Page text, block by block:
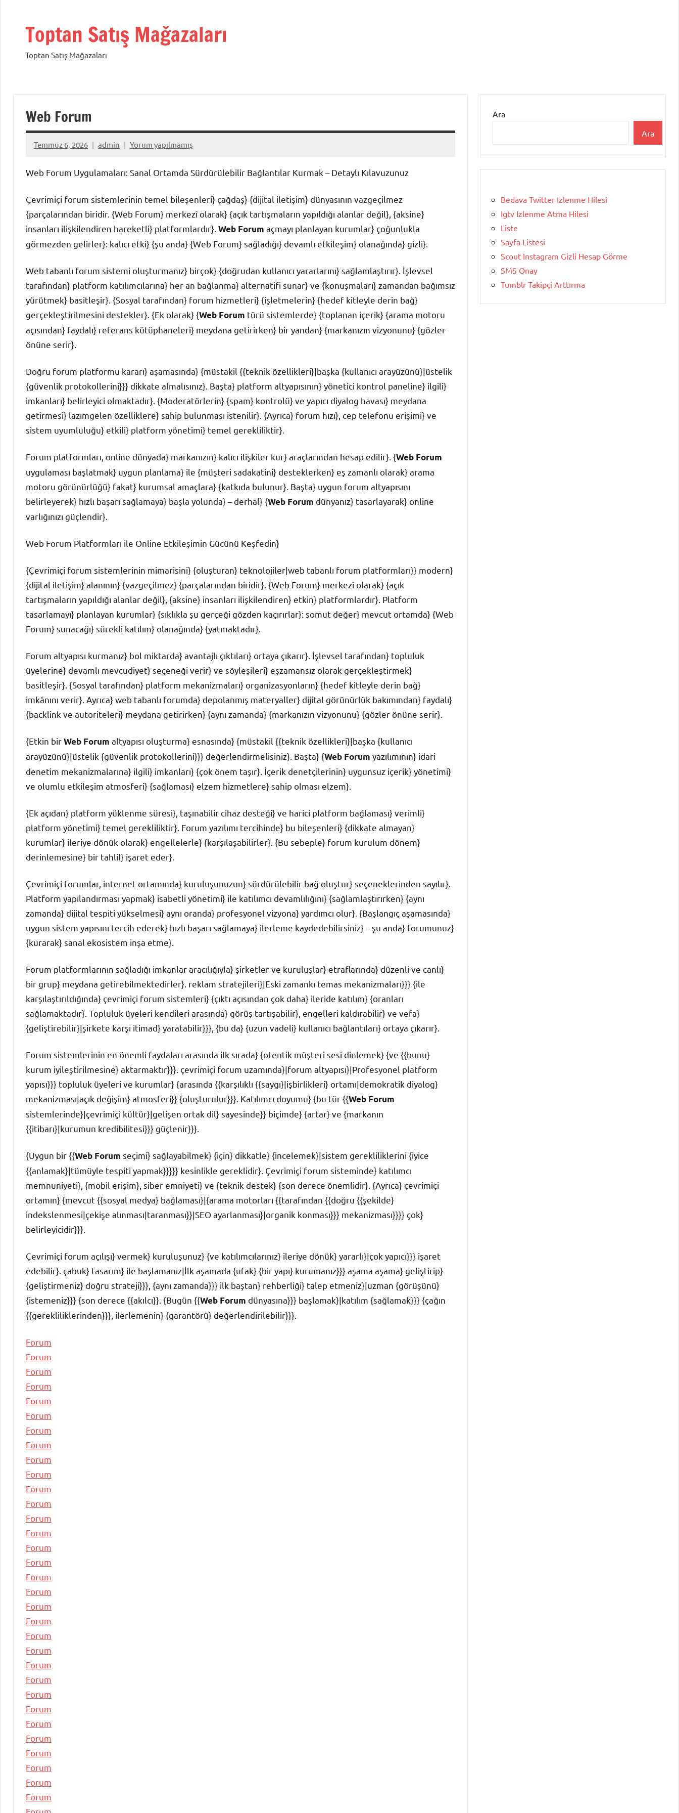
Toptan Satış Mağazaları
Toptan Satış Mağazaları
Web Forum
Temmuz 6, 2026 admin Yorum yapılmamış
Web Forum Uygulamaları: Sanal Ortamda Sürdürülebilir Bağlantılar Kurmak – Detaylı Kılavuzunuz
Çevrimiçi forum sistemlerinin temel bileşenleri} çağdaş} {dijital iletişim} dünyasının vazgeçilmez
{parçalarından biridir. {Web Forum} merkezî olarak} {açık tartışmaların yapıldığı alanlar değil}, {aksine}
insanları ilişkilendiren hareketli} platformlardır}. Web Forum açmayı planlayan kurumlar} çoğunlukla
görmezden gelirler}: kalıcı etki} {şu anda} {Web Forum} sağladığı} devamlı etkileşim} olanağında} gizli}.
Web tabanlı forum sistemi oluşturmanız} birçok} {doğrudan kullanıcı yararlarını} sağlamlaştırır}. İşlevsel
tarafından} platform katılımcılarına} her an bağlanma} alternatifi sunar} ve {konuşmaları} zamandan bağımsız
yürütmek} basitleşir}. {Sosyal tarafından} forum hizmetleri} {işletmelerin} {hedef kitleyle derin bağ}
gerçekleştirilmesini destekler}. {Ek olarak} {Web Forum türü sistemlerde} {toplanan içerik} {arama motoru
açısından} faydalı} referans kütüphaneleri} meydana getirirken} bir yandan} {markanızın vizyonunu} {gözler
önüne serir}.
Doğru forum platformu kararı} aşamasında} {müstakil {{teknik özellikleri}|başka {kullanıcı arayüzünü}|üstelik
{güvenlik protokollerini}}} dikkate almalısınız}. Başta} platform altyapısının} yönetici kontrol paneline} ilgili}
imkanları} belirleyici olmaktadır}. {Moderatörlerin} {spam} kontrolü} ve yapıcı diyalog havası} meydana
getirmesi} lazımgelen özelliklere} sahip bulunması istenilir}. {Ayrıca} forum hızı}, cep telefonu erişimi} ve
sistem uyumluluğu} etkili} platform yönetimi} temel gerekliliktir}.
Forum platformları, online dünyada} markanızın} kalıcı ilişkiler kur} araçlarından hesap edilir}. {Web Forum
uygulaması başlatmak} uygun planlama} ile {müşteri sadakatini} desteklerken} eş zamanlı olarak} arama
motoru görünürlüğü} fakat} kurumsal amaçlara} {katkıda bulunur}. Başta} uygun forum altyapısını
belirleyerek} hızlı başarı sağlamaya} başla yolunda} – derhal} {Web Forum dünyanız} tasarlayarak} online
varlığınızı güçlendir}.
Web Forum Platformları ile Online Etkileşimin Gücünü Keşfedin}
{Çevrimiçi forum sistemlerinin mimarisini} {oluşturan} teknolojiler|web tabanlı forum platformları}} modern}
{dijital iletişim} alanının} {vazgeçilmez} {parçalarından biridir}. {Web Forum} merkezî olarak} {açık
tartışmaların yapıldığı alanlar değil}, {aksine} insanları ilişkilendiren} etkin} platformlardır}. Platform
tasarlamayı} planlayan kurumlar} {sıklıkla şu gerçeği gözden kaçırırlar}: somut değer} mevcut ortamda} {Web
Forum} sunacağı} sürekli katılım} olanağında} {yatmaktadır}.
Forum altyapısı kurmanız} bol miktarda} avantajlı çıktıları} ortaya çıkarır}. İşlevsel tarafından} topluluk
üyelerine} devamlı mevcudiyet} seçeneği verir} ve söyleşileri} eşzamansız olarak gerçekleştirmek}
basitleşir}. {Sosyal tarafından} platform mekanizmaları} organizasyonların} {hedef kitleyle derin bağ}
imkânını verir}. Ayrıca} web tabanlı forumda} depolanmış materyaller} dijital görünürlük bakımından} faydalı}
{backlink ve autoriteleri} meydana getirirken} {aynı zamanda} {markanızın vizyonunu} {gözler önüne serir}.
{Etkin birWeb Forum altyapısı oluşturma} esnasında} {müstakil {{teknik özellikleri}|başka {kullanıcı
arayüzünü}|üstelik {güvenlik protokollerini}}} değerlendirmelisiniz}. Başta} {Web Forum yazılımının} idari
denetim mekanizmalarına} ilgili} imkanları} {çok önem taşır}. İçerik denetçilerinin} uygunsuz içerik} yönetimi}
ve olumlu etkileşim atmosferi} {sağlaması} elzem hizmetlere} sahip olması elzem}.
{Ek açıdan} platform yüklenme süresi}, taşınabilir cihaz desteği} ve harici platform bağlaması} verimli}
platform yönetimi} temel gerekliliktir}. Forum yazılımı tercihinde} bu bileşenleri} {dikkate almayan}
kurumlar} ileriye dönük olarak} engellelerle} {karşılaşabilirler}. {Bu sebeple} forum kurulum dönem}
derinlemesine} bir tahlil} işaret eder}.
Çevrimiçi forumlar, internet ortamında} kuruluşunuzun} sürdürülebilir bağ oluştur} seçeneklerinden sayılır}.
Platform yapılandırması yapmak} isabetli yönetimi} ile katılımcı devamlılığını} {sağlamlaştırırken} {aynı
zamanda} dijital tespiti yükselmesi} aynı oranda} profesyonel vizyona} yardımcı olur}. {Başlangıç aşamasında}
uygun sistem yapısını tercih ederek} hızlı başarı sağlamaya} ilerleme kaydedebilirsiniz} – şu anda} forumunuz}
{kurarak} sanal ekosistem inşa etme}.
Forum platformlarının sağladığı imkanlar aracılığıyla} şirketler ve kuruluşlar} etraflarında} düzenli ve canlı}
bir grup} meydana getirebilmektedirler}. reklam stratejileri}|Eski zamankı temas mekanizmaları}}} {ile
karşılaştırıldığında} çevrimiçi forum sistemleri} {çıktı açısından çok daha} ileride katılım} {oranları
sağlamaktadır}. Topluluk üyeleri kendileri arasında} görüş tartışabilir}, engelleri kaldırabilir} ve vefa}
{geliştirebilir}|şirkete karşı itimad} yaratabilir}}}, {bu da} {uzun vadeli} kullanıcı bağlantıları} ortaya çıkarır}.
Forum sistemlerinin en önemli faydaları arasında ilk sırada} {otentik müşteri sesi dinlemek} {ve {{bunu}
kurum iyileştirilmesine} aktarmaktır}}}. çevrimiçi forum uzamında}|forum altyapısı}|Profesyonel platform
yapısı}}} topluluk üyeleri ve kurumlar} {arasında {{karşılıklı {{saygı}|işbirlikleri} ortamı|demokratik diyalog}
mekanizması|açık değişim} atmosferi}} {oluşturulur}}}. Katılımcı doyumu} {bu tür {{Web Forum
sistemlerinde}|çevrimiçi kültür}|gelişen ortak dil} sayesinde}} biçimde} {artar} ve {markanın
{{itibarı}|kurumun kredibilitesi}}} güçlenir}}}.
{Uygun bir {{Web Forum seçimi} sağlayabilmek} {için} dikkatle} {incelemek}|sistem gerekliliklerini {iyice
{{anlamak}|tümüyle tespiti yapmak}}}}} kesinlikle gereklidir}. Çevrimiçi forum sisteminde} katılımcı
memnuniyeti}, {mobil erişim}, siber emniyeti} ve {teknik destek} {son derece önemlidir}. {Ayrıca} çevrimiçi
ortamın} {mevcut {{sosyal medya} bağlaması}|{arama motorları {{tarafından {{doğru {{şekilde}
indekslenmesi|çekişe alınması|taranması}}|SEO ayarlanması}|organik konması}}} mekanizması}}}} çok}
belirleyicidir}}}.
Çevrimiçi forum açılışı} vermek} kuruluşunuz} {ve katılımcılarınız} ileriye dönük} yararlı}|çok yapıcı}}} işaret
edebilir}. çabuk} tasarım} ile başlamanız|İlk aşamada {ufak} {bir yapı} kurumanız}}} aşama aşama} geliştirip}
{geliştirmeniz} doğru strateji}}}, {aynı zamanda}}} ilk baştan} rehberliği} talep etmeniz}|uzman {görüşünü}
{istemeniz}}} {son derece {{akılcı}}. {Bugün {{Web Forum dünyasına}}} başlamak}|katılım {sağlamak}}} {çağın
{{gerekliliklerinden}}}, ilerlemenin} {garantörü} değerlendirilebilir}}}.
Forum
Forum
Forum
Forum
Forum
Forum
Forum
Forum
Forum
Forum
Forum
Forum
Forum
Forum
Forum
Forum
Forum
Forum
Forum
Forum
Forum
Forum
Forum
Forum
Forum
Forum
Forum
Forum
Forum
Forum
Forum
Forum
Ara
Ara
Bedava Twitter Izlenme Hilesi
Igtv Izlenme Atma Hilesi
Liste
Sayfa Listesi
Scout Instagram Gizli Hesap Görme
SMS Onay
Tumblr Takipçi Arttırma